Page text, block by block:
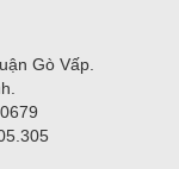
Gò Vấp.